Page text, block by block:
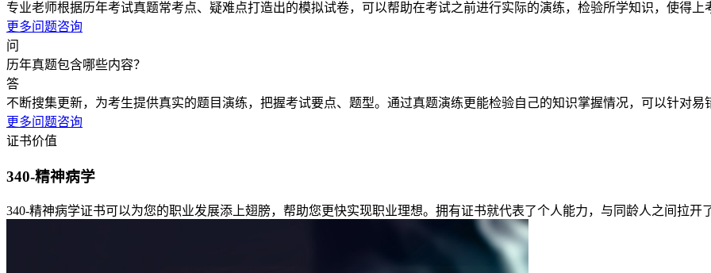
专业老师根据历年考试真题常考点、疑难点打造出的模拟试卷，可以帮助在考试之前进行实际的演练，检验所学知识，使得上
更多问题咨询
问
历年真题包含哪些内容？
答
不断搜集更新，为考生提供真实的题目演练，把握考试要点、题型。通过真题演练更能检验自己的知识掌握情况，可以针对易
更多问题咨询
证书价值
340-精神病学
340-精神病学证书可以为您的职业发展添上翅膀，帮助您更快实现职业理想。拥有证书就代表了个人能力，与同龄人之间拉开